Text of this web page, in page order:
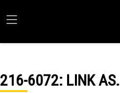
216-6072: LINK AS.